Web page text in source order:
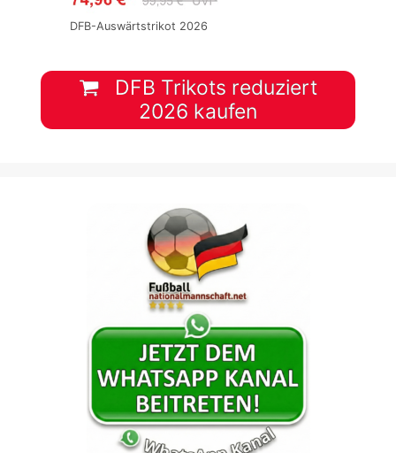
DFB-Auswärtstrikot 2026
DFB Trikots reduziert
2026 kaufen